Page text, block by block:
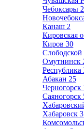
Чебоксары
Канаш 2
Кировская
Киров 30
Слободской
Омутнинск
Республика
Абакан 25
Черногорск
Саяногорск
Хабаровск